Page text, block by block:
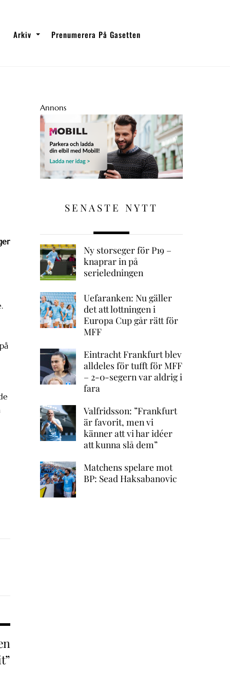
Arkiv Prenumerera På Gasetten
Annons
SENASTE NYTT
Ny storseger för P19 –
knaprar in på
serieledningen
Uefaranken: Nu gäller
det att lottningen i
Europa Cup går rätt för
MFF
Eintracht Frankfurt blev
alldeles för tufft för MFF
– 2-0-segern var aldrig i
fara
Valfridsson: ”Frankfurt
är favorit, men vi
känner att vi har idéer
att kunna slå dem”
Matchens spelare mot
BP: Sead Haksabanovic